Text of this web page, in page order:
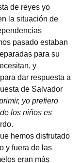
de reyes yo
la situación de
pasado estaban
para su
y
dar respuesta a
de Salvador
yo prefiero
los niños es
hemos disfrutado
y fuera de las
eran más